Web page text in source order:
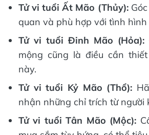
Tử vi tuổi Ất Mão (Thủy):Góc
quan và phù hợp với tình hình
Tử vi tuổi Đinh Mão (Hỏa):
mộng cũng là điều cần
này.
Tử vi tuổi Kỷ Mão (Thổ):
nhận những chỉ trích từ người
Tử vi tuổi Tân Mão (Mộc):